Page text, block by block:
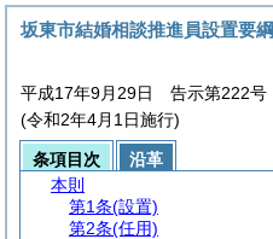
坂東市結婚相談推進員設置要綱
平成17年9月29日 告示第222号
(令和2年4月1日施行)
条項目次
沿革
本則
第1条(設置)
第2条(任用)